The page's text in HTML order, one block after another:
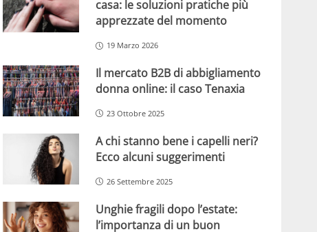
casa: le soluzioni pratiche più
apprezzate del momento
19 Marzo 2026
Il mercato B2B di abbigliamento
donna online: il caso Tenaxia
23 Ottobre 2025
A chi stanno bene i capelli neri?
Ecco alcuni suggerimenti
26 Settembre 2025
Unghie fragili dopo l’estate:
l’importanza di un buon